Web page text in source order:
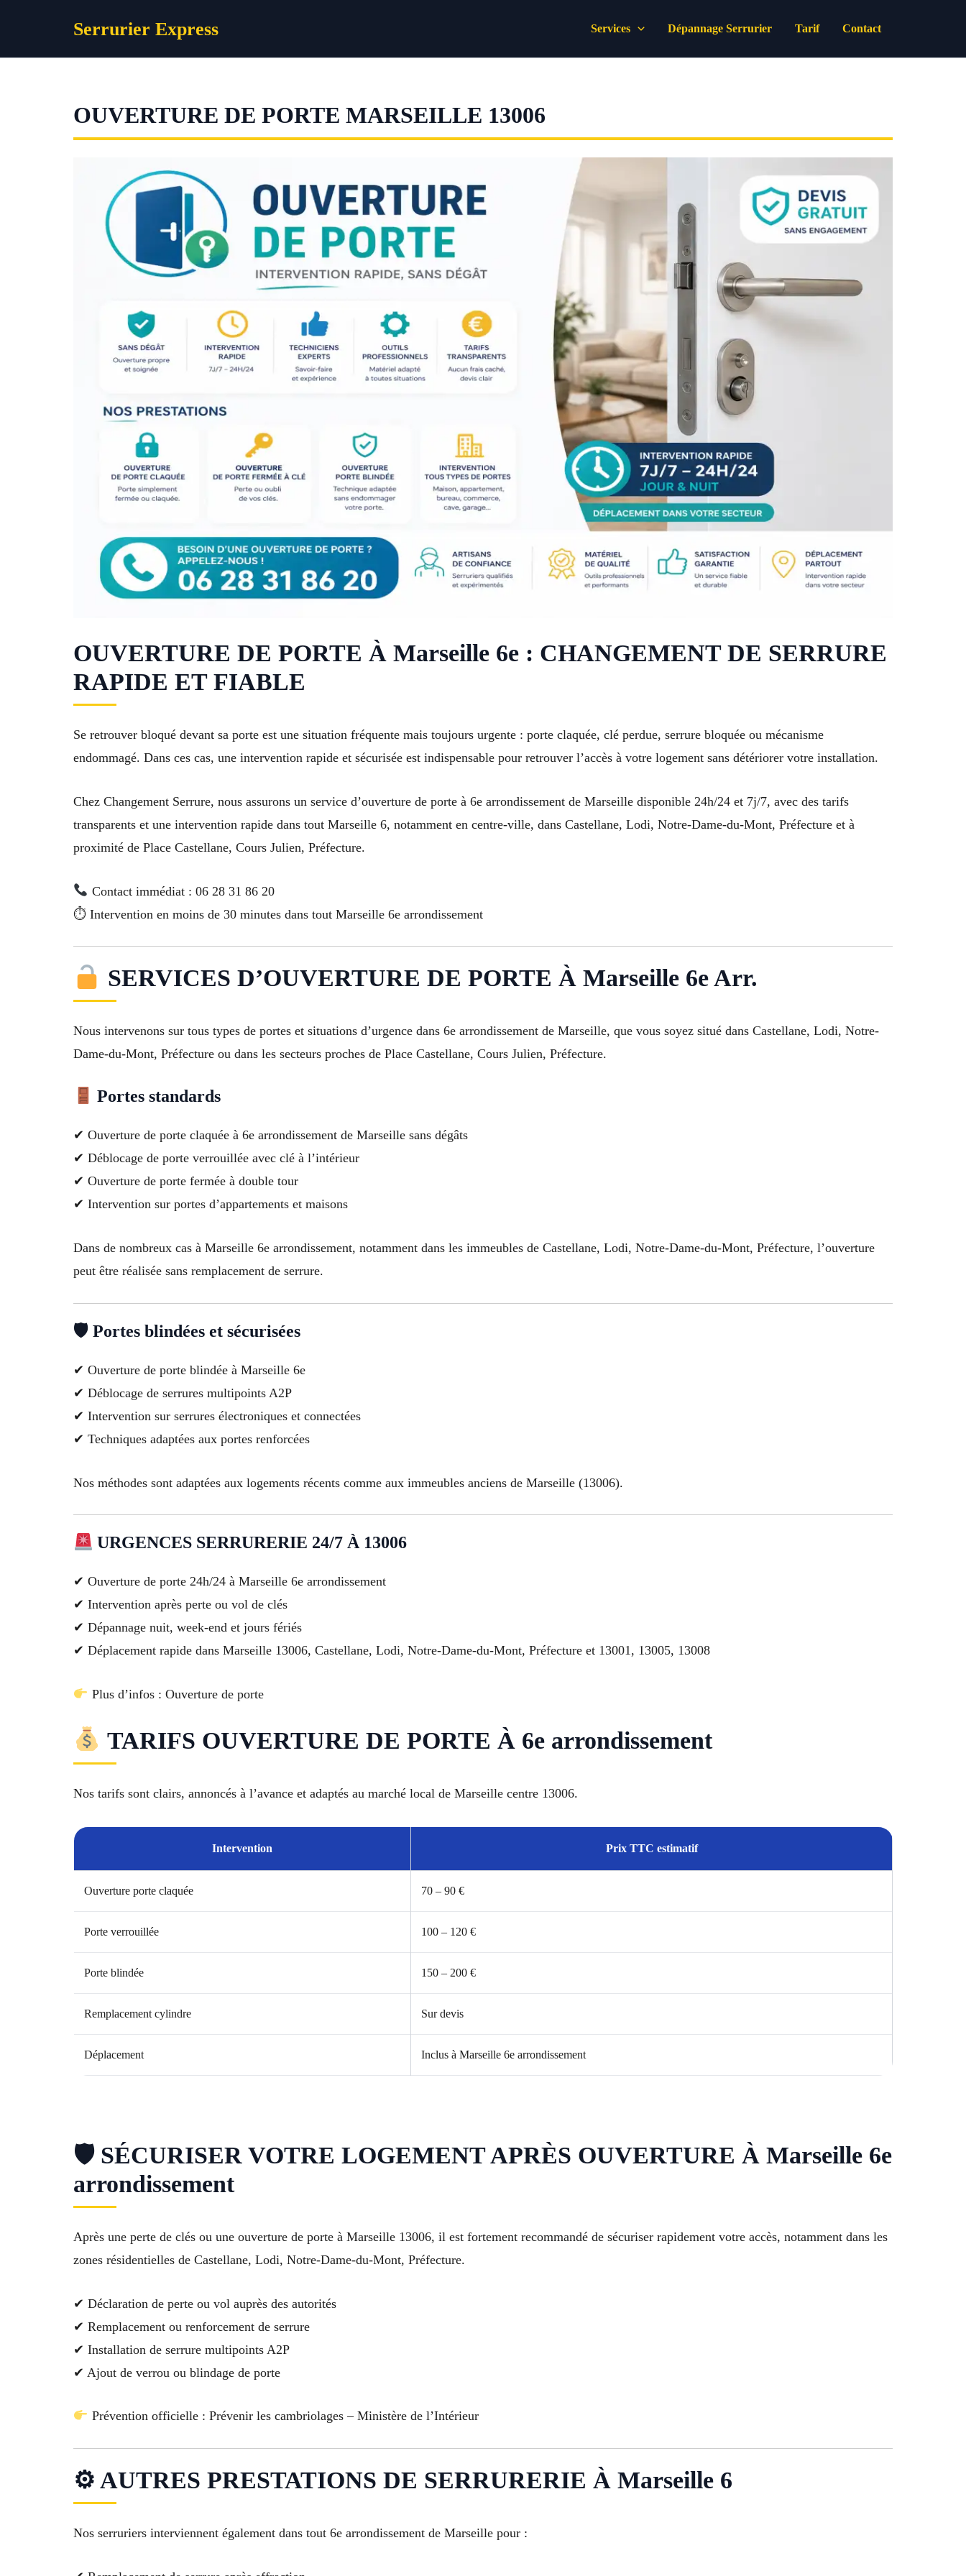
Serrurier Express Services Dépannage Serrurier Tarif Contact
OUVERTURE DE PORTE MARSEILLE 13006
OUVERTURE DE PORTE À Marseille 6e : CHANGEMENT DE SERRURE
RAPIDE ET FIABLE
Se retrouver bloqué devant sa porte est une situation fréquente mais toujours urgente : porte claquée, clé perdue, serrure bloquée ou mécanisme
endommagé. Dans ces cas, une intervention rapide et sécurisée est indispensable pour retrouver l’accès à votre logement sans détériorer votre installation.
Chez Changement Serrure, nous assurons un service d’ouverture de porte à 6e arrondissement de Marseille disponible 24h/24 et 7j/7, avec des tarifs
transparents et une intervention rapide dans tout Marseille 6, notamment en centre-ville, dans Castellane, Lodi, Notre-Dame-du-Mont, Préfecture et à
proximité de Place Castellane, Cours Julien, Préfecture.
Contact immédiat : 06 28 31 86 20
⏱ Intervention en moins de 30 minutes dans tout Marseille 6e arrondissement
SERVICES D’OUVERTURE DE PORTE À Marseille 6e Arr.
Nous intervenons sur tous types de portes et situations d’urgence dans 6e arrondissement de Marseille, que vous soyez situé dans Castellane, Lodi, Notre-
Dame-du-Mont, Préfecture ou dans les secteurs proches de Place Castellane, Cours Julien, Préfecture.
Portes standards
✔ Ouverture de porte claquée à 6e arrondissement de Marseille sans dégâts
✔ Déblocage de porte verrouillée avec clé à l’intérieur
✔ Ouverture de porte fermée à double tour
✔ Intervention sur portes d’appartements et maisons
Dans de nombreux cas à Marseille 6e arrondissement, notamment dans les immeubles de Castellane, Lodi, Notre-Dame-du-Mont, Préfecture, l’ouverture
peut être réalisée sans remplacement de serrure.
🛡 Portes blindées et sécurisées
✔ Ouverture de porte blindée à Marseille 6e
✔ Déblocage de serrures multipoints A2P
✔ Intervention sur serrures électroniques et connectées
✔ Techniques adaptées aux portes renforcées
Nos méthodes sont adaptées aux logements récents comme aux immeubles anciens de Marseille (13006).
URGENCES SERRURERIE 24/7 À 13006
✔ Ouverture de porte 24h/24 à Marseille 6e arrondissement
✔ Intervention après perte ou vol de clés
✔ Dépannage nuit, week-end et jours fériés
✔ Déplacement rapide dans Marseille 13006, Castellane, Lodi, Notre-Dame-du-Mont, Préfecture et 13001, 13005, 13008
Plus d’infos : Ouverture de porte
TARIFS OUVERTURE DE PORTE À 6e arrondissement
Nos tarifs sont clairs, annoncés à l’avance et adaptés au marché local de Marseille centre 13006.
Intervention Prix TTC estimatif
Ouverture porte claquée 70 – 90 €
Porte verrouillée 100 – 120 €
Porte blindée 150 – 200 €
Remplacement cylindre Sur devis
Déplacement Inclus à Marseille 6e arrondissement
🛡 SÉCURISER VOTRE LOGEMENT APRÈS OUVERTURE À Marseille 6e
arrondissement
Après une perte de clés ou une ouverture de porte à Marseille 13006, il est fortement recommandé de sécuriser rapidement votre accès, notamment dans les
zones résidentielles de Castellane, Lodi, Notre-Dame-du-Mont, Préfecture.
✔ Déclaration de perte ou vol auprès des autorités
✔ Remplacement ou renforcement de serrure
✔ Installation de serrure multipoints A2P
✔ Ajout de verrou ou blindage de porte
Prévention officielle : Prévenir les cambriolages – Ministère de l’Intérieur
⚙ AUTRES PRESTATIONS DE SERRURERIE À Marseille 6
Nos serruriers interviennent également dans tout 6e arrondissement de Marseille pour :